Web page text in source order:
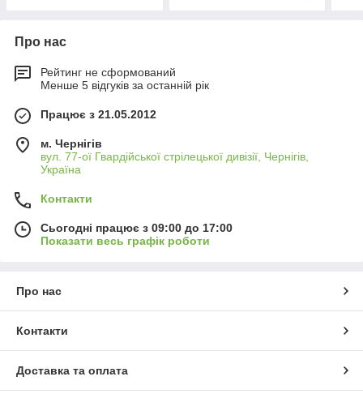
Про нас
Рейтинг не сформований
Менше 5 відгуків за останній рік
Працює з 21.05.2012
м. Чернігів
вул. 77-ої Гвардійської стрілецької дивізії, Чернігів,
Україна
Контакти
Сьогодні працює з 09:00 до 17:00
Показати весь графік роботи
Про нас
Контакти
Доставка та оплата